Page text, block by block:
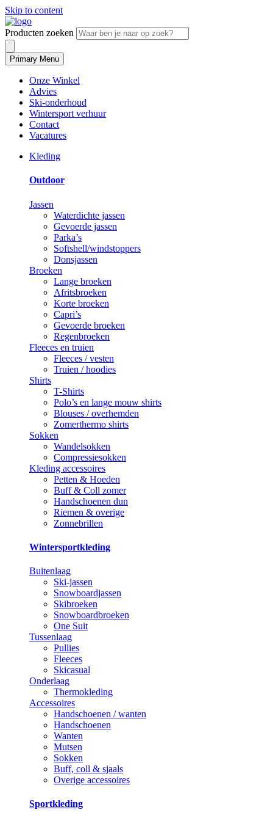
Skip to content
Producten zoeken
Primary Menu
Onze Winkel
Advies
Ski-onderhoud
Wintersport verhuur
Contact
Vacatures
Kleding
Outdoor
Jassen
Waterdichte jassen
Gevoerde jassen
Parka’s
Softshell/windstoppers
Donsjassen
Broeken
Lange broeken
Afritsbroeken
Korte broeken
Capri’s
Gevoerde broeken
Regenbroeken
Fleeces en truien
Fleeces / vesten
Truien / hoodies
Shirts
T-Shirts
Polo’s en lange mouw shirts
Blouses / overhemden
Zomerthermo shirts
Sokken
Wandelsokken
Compressiesokken
Kleding accessoires
Petten & Hoeden
Buff & Coll zomer
Handschoenen dun
Riemen & overige
Zonnebrillen
Wintersportkleding
Buitenlaag
Ski-jassen
Snowboardjassen
Skibroeken
Snowboardbroeken
One Suit
Tussenlaag
Pullies
Fleeces
Skicasual
Onderlaag
Thermokleding
Accessoires
Handschoenen / wanten
Handschoenen
Wanten
Mutsen
Sokken
Buff, coll & sjaals
Overige accessoires
Sportkleding